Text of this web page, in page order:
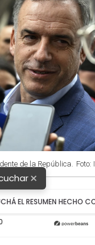
de la República. Foto:
×
EL RESUMEN HECHO
Tiempo transcurrido: 0